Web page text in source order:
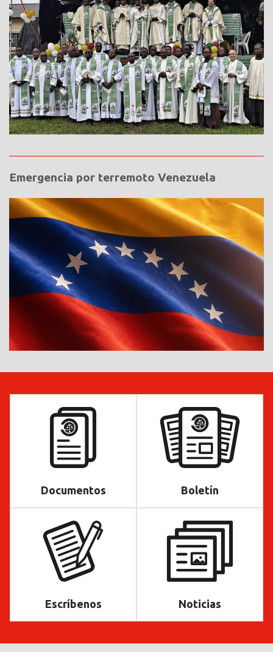
Emergencia por terremoto Venezuela
Documentos Boletín
Escríbenos Noticias